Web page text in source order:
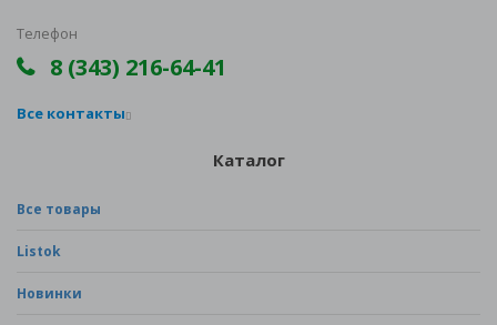
Телефон
8 (343) 216-64-41
Все контакты
Каталог
Все товары
Listok
Новинки